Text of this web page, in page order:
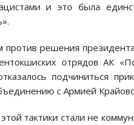
и это была
против решения
отрядов АК
подчиниться
с Армией
тактики стали не